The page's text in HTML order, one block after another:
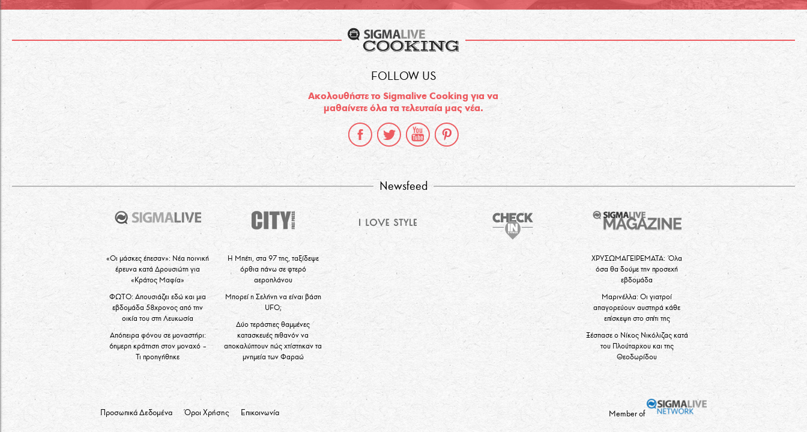
FOLLOW US
Ακολουθήστε το Sigmalive Cooking για να
μαθαίνετε όλα τα τελευταία μας νέα.
Newsfeed
«Οι μάσκες έπεσαν»: Νέα ποινική
έρευνα κατά Δρουσιώτη για
«Κράτος Μαφία»
ΦΩΤΟ: Απουσιάζει εδώ και μια
εβδομάδα 58χρονος από την
οικία του στη Λευκωσία
Απόπειρα φόνου σε μοναστήρι:
6ημερη κράτηση στον μοναχό –
Τι προηγήθηκε
Η Μπέτι, στα 97 της, ταξίδεψε
όρθια πάνω σε φτερό
αεροπλάνου
Μπορεί η Σελήνη να είναι βάση
UFO;
Δύο τεράστιες θαμμένες
κατασκευές πιθανόν να
αποκαλύπτουν πώς χτίστηκαν τα
μνημεία των Φαραώ
ΧΡΥΣΩΜΑΓΕΙΡΕΜΑΤΑ: Όλα
όσα θα δούμε την προσεχή
εβδομάδα
Μαρινέλλα: Οι γιατροί
απαγορεύουν αυστηρά κάθε
επίσκεψη στο σπίτι της
Ξέσπασε ο Νίκος Νικόλιζας κατά
του Πλούταρχου και της
Θεοδωρίδου
Προσωπικά Δεδομένα Όροι Χρήσης Επικοινωνία Member of